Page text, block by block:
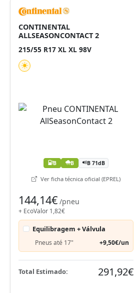
CONTINENTAL
ALLSEASONCONTACT 2
215/55 R17 XL XL 98V
B B B 71dB
Ver ficha técnica oficial (EPREL)
144,14€ /pneu
+ EcoValor 1,82€
Equilibragem + Válvula
Pneus até 17" +9,50€/un
Total Estimado: 291,92€